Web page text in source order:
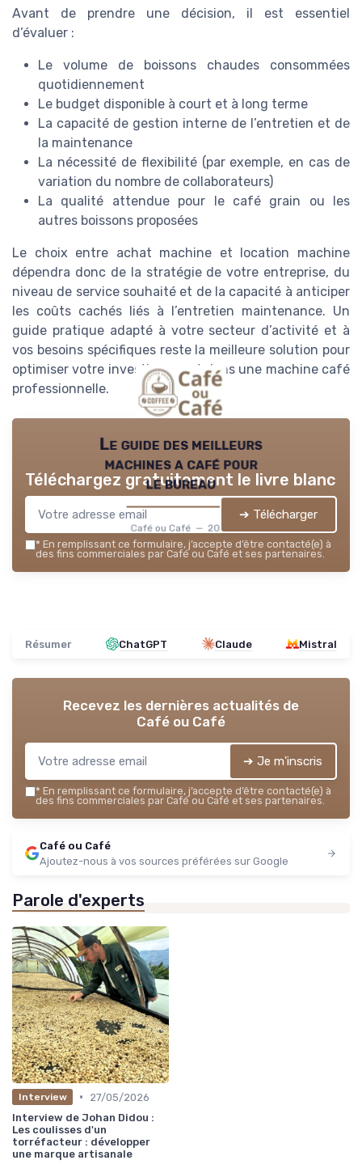
Avant de prendre une décision, il est essentiel
d’évaluer :
Le volume de boissons chaudes consommées
quotidiennement
Le budget disponible à court et à long terme
La capacité de gestion interne de l’entretien et de
la maintenance
La nécessité de flexibilité (par exemple, en cas de
variation du nombre de collaborateurs)
La qualité attendue pour le café grain ou les
autres boissons proposées
Le choix entre achat machine et location machine
dépendra donc de la stratégie de votre entreprise, du
niveau de service souhaité et de la capacité à anticiper
les coûts cachés liés à l’entretien maintenance. Un
guide pratique adapté à votre secteur d’activité et à
vos besoins spécifiques reste la meilleure solution pour
optimiser votre investissement dans une machine café
professionnelle.
Le guide des meilleurs
machines a café pour
le bureau
Café ou Café — 2026
Téléchargez gratuitement le livre blanc
➔ Télécharger
* En remplissant ce formulaire, j’accepte d’être contacté(e) à
des fins commerciales par Café ou Café et ses partenaires.
Résumer ChatGPT Claude Mistral
Recevez les dernières actualités de
Café ou Café
➔ Je m'inscris
* En remplissant ce formulaire, j’accepte d’être contacté(e) à
des fins commerciales par Café ou Café et ses partenaires.
Café ou Café
Ajoutez-nous à vos sources préférées sur Google
Parole d'experts
Interview •
27/05/2026
Interview de Johan Didou :
Les coulisses d'un
torréfacteur : développer
une marque artisanale